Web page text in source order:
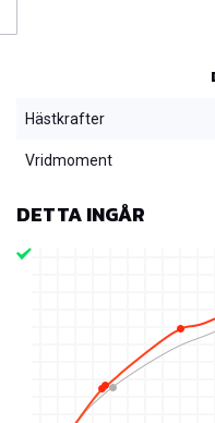
Hästkrafter
Vridmoment
DETTA INGÅR